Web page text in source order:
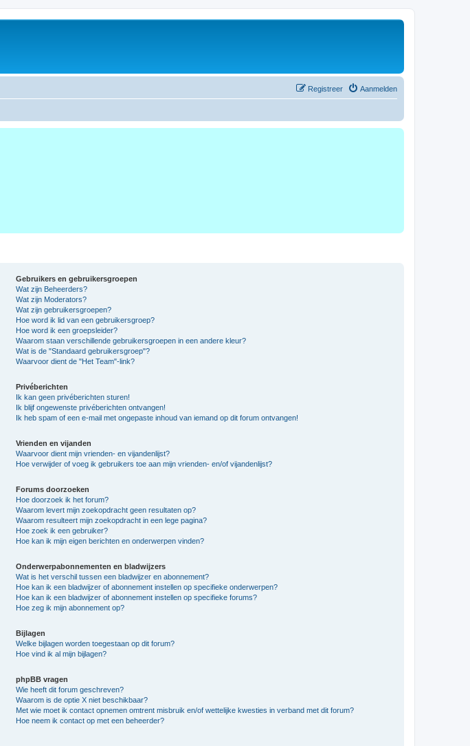
Aanmelden
Registreer
Gebruikers en gebruikersgroepen
Wat zijn Beheerders?
Wat zijn Moderators?
Wat zijn gebruikersgroepen?
Hoe word ik lid van een gebruikersgroep?
Hoe word ik een groepsleider?
Waarom staan verschillende gebruikersgroepen in een andere kleur?
Wat is de "Standaard gebruikersgroep"?
Waarvoor dient de "Het Team"-link?
Privéberichten
Ik kan geen privéberichten sturen!
Ik blijf ongewenste privéberichten ontvangen!
Ik heb spam of een e-mail met ongepaste inhoud van iemand op dit forum ontvangen!
Vrienden en vijanden
Waarvoor dient mijn vrienden- en vijandenlijst?
Hoe verwijder of voeg ik gebruikers toe aan mijn vrienden- en/of vijandenlijst?
Forums doorzoeken
Hoe doorzoek ik het forum?
Waarom levert mijn zoekopdracht geen resultaten op?
Waarom resulteert mijn zoekopdracht in een lege pagina?
Hoe zoek ik een gebruiker?
Hoe kan ik mijn eigen berichten en onderwerpen vinden?
Onderwerpabonnementen en bladwijzers
Wat is het verschil tussen een bladwijzer en abonnement?
Hoe kan ik een bladwijzer of abonnement instellen op specifieke onderwerpen?
Hoe kan ik een bladwijzer of abonnement instellen op specifieke forums?
Hoe zeg ik mijn abonnement op?
Bijlagen
Welke bijlagen worden toegestaan op dit forum?
Hoe vind ik al mijn bijlagen?
phpBB vragen
Wie heeft dit forum geschreven?
Waarom is de optie X niet beschikbaar?
Met wie moet ik contact opnemen omtrent misbruik en/of wettelijke kwesties in verband met dit forum?
Hoe neem ik contact op met een beheerder?